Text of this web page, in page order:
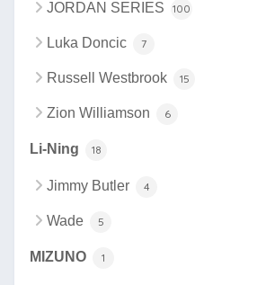
JORDAN SERIES 100
Luka Doncic 7
Russell Westbrook 15
Zion Williamson 6
Li-Ning 18
Jimmy Butler 4
Wade 5
MIZUNO 1